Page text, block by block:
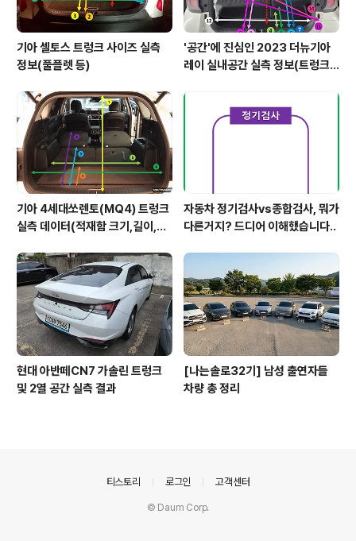
기아 셀토스 트렁크 사이즈 실측
정보(풀플렛 등)
'공간'에 진심인 2023 더뉴기아
레이 실내공간 실측 정보(트렁크,
기아 4세대쏘렌토(MQ4) 트렁크
실측 데이터(적재함 크기,길이,높
자동차 정기검사vs종합검사, 뭐가
다른거지? 드디어 이해했습니다..
현대 아반떼CN7 가솔린 트렁크
및 2열 공간 실측 결과
[나는솔로32기] 남성 출연자들
차량 총 정리
티스토리 로그인 고객센터
© Daum Corp.